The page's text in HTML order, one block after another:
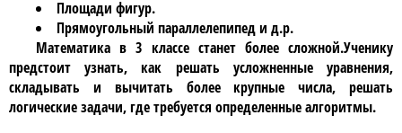
Площади фигур.
Прямоугольный параллелепипед и д.р.
Математика в 3 классестанет более сложной.Ученику
предстоит узнать, как решать усложненные уравнения,
складывать и вычитать более крупные числа, решать
логические задачи, где требуется определенные алгоритмы.